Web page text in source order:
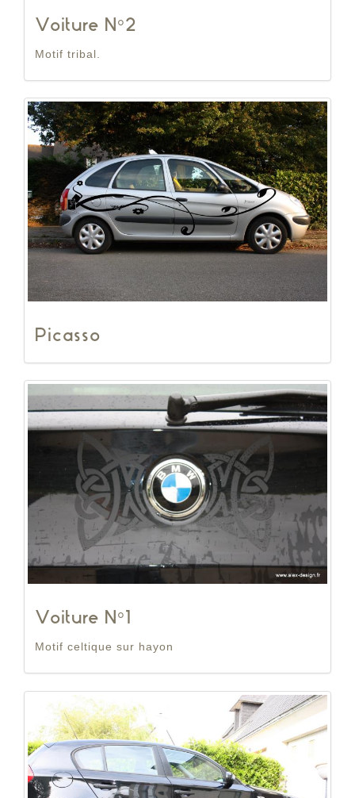
Voiture N°2
Motif tribal.
Picasso
Voiture N°1
Motif celtique sur hayon